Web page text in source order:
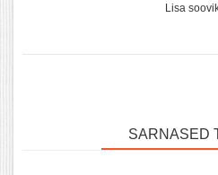
Lisa
SARNASED